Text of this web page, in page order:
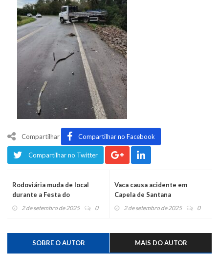
Compartilhar Compartilhar no Facebook
Compartilhar no Twitter
Rodoviária muda de local
durante a Festa do
Moranguinho
2 de setembro de 2025 0
Vaca causa acidente em
Capela de Santana
2 de setembro de 2025 0
SOBRE O AUTOR MAIS DO AUTOR